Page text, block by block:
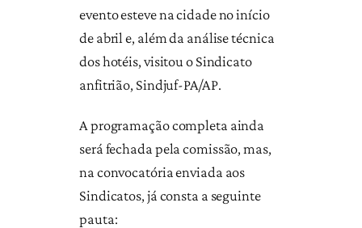
evento esteve na cidade no início
de abril e, além da análise técnica
dos hotéis, visitou o Sindicato
anfitrião, Sindjuf-PA/AP.
A programação completa ainda
será fechada pela comissão, mas,
na convocatória enviada aos
Sindicatos, já consta a seguinte
pauta: